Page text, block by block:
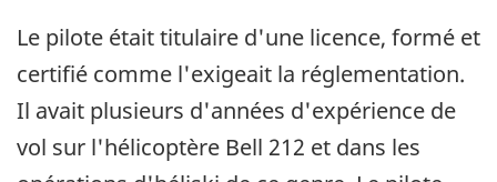
Le pilote était titulaire d'une licence, formé et
certifié comme l'exigeait la réglementation.
Il avait plusieurs d'années d'expérience de
vol sur l'hélicoptère Bell 212 et dans les